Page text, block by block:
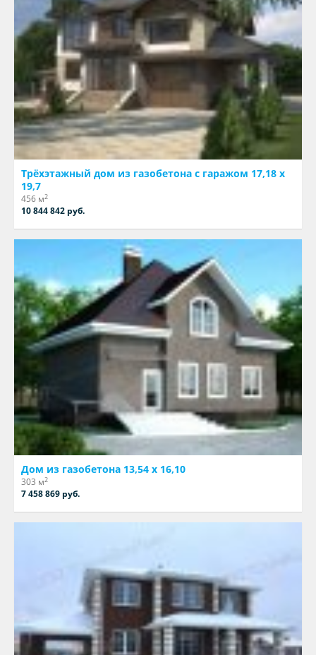
Трёхэтажный дом из газобетона с гаражом 17,18 х
19,7
456 м2
10 844 842 руб.
Дом из газобетона 13,54 х 16,10
303 м2
7 458 869 руб.